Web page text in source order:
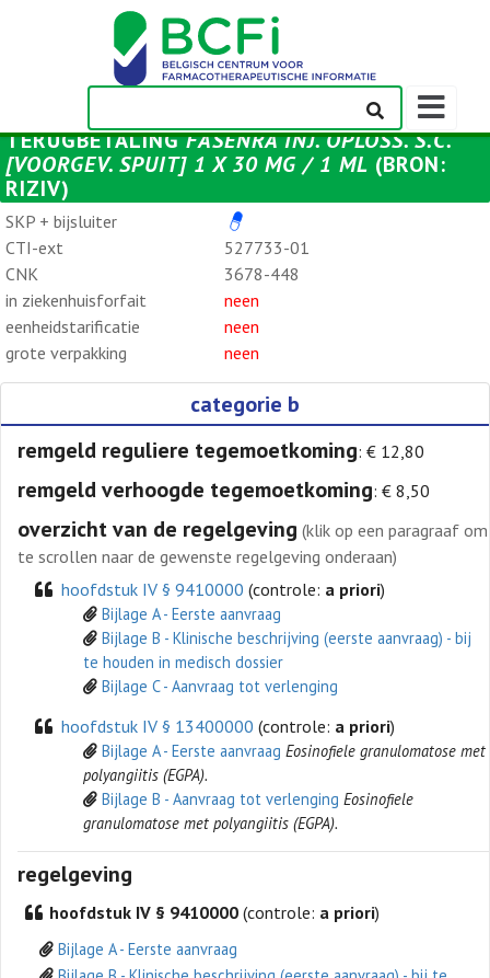
TERUGBETALINGFASENRA INJ. OPLOSS. S.C.
[VOORGEV. SPUIT] 1 X 30 MG / 1 ML (BRON:
RIZIV)
SKP + bijsluiter
CTI-ext
527733-01
CNK
3678-448
in ziekenhuisforfait
neen
eenheidstarificatie
neen
grote verpakking
neen
categorie b
remgeld reguliere tegemoetkoming: € 12,80
remgeld verhoogde tegemoetkoming: € 8,50
overzicht van de regelgeving (klik op een paragraaf om
te scrollen naar de gewenste regelgeving onderaan)
hoofdstuk IV § 9410000 (controle: a priori)
Bijlage A - Eerste aanvraag
Bijlage B - Klinische beschrijving (eerste aanvraag) - bij
te houden in medisch dossier
Bijlage C - Aanvraag tot verlenging
hoofdstuk IV § 13400000 (controle: a priori)
Bijlage A - Eerste aanvraag Eosinofiele granulomatose met
polyangiitis (EGPA).
Bijlage B - Aanvraag tot verlenging Eosinofiele
granulomatose met polyangiitis (EGPA).
regelgeving
hoofdstuk IV § 9410000 (controle: a priori)
Bijlage A - Eerste aanvraag